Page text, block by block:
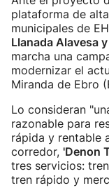
plataforma de
municipales de
Llanada Alavesa
marcha una
modernizar el
Miranda de Ebro
Lo consideran
razonable para
rápida y rentable
corredor, 'Denon
tres servicios:
tren rápido y